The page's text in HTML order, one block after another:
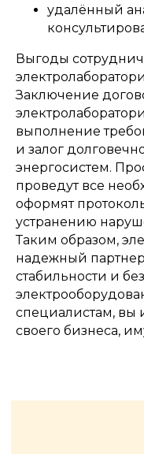
удалённый
Выгоды
Заключение
выполнение
и залог
энергосистем.
проведут все
оформят
устранению
Таким образом,
надежный
стабильности и
специалистам, вы
своего бизнеса,
Я даю согласие
персональных
соглашаюсь с
Заказать